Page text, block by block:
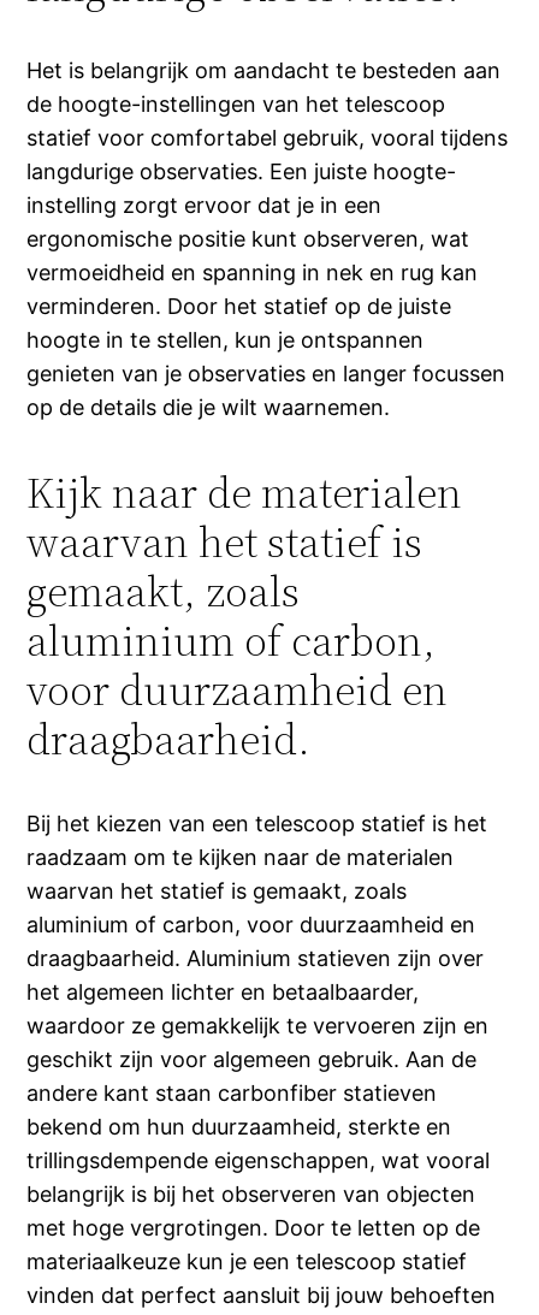
Het is belangrijk om aandacht te besteden aan
de hoogte-instellingen van het telescoop
statief voor comfortabel gebruik, vooral tijdens
langdurige observaties. Een juiste hoogte-
instelling zorgt ervoor dat je in een
ergonomische positie kunt observeren, wat
vermoeidheid en spanning in nek en rug kan
verminderen. Door het statief op de juiste
hoogte in te stellen, kun je ontspannen
genieten van je observaties en langer focussen
op de details die je wilt waarnemen.
Kijk naar de materialen
waarvan het statief is
gemaakt, zoals
aluminium of carbon,
voor duurzaamheid en
draagbaarheid.
Bij het kiezen van een telescoop statief is het
raadzaam om te kijken naar de materialen
waarvan het statief is gemaakt, zoals
aluminium of carbon, voor duurzaamheid en
draagbaarheid. Aluminium statieven zijn over
het algemeen lichter en betaalbaarder,
waardoor ze gemakkelijk te vervoeren zijn en
geschikt zijn voor algemeen gebruik. Aan de
andere kant staan carbonfiber statieven
bekend om hun duurzaamheid, sterkte en
trillingsdempende eigenschappen, wat vooral
belangrijk is bij het observeren van objecten
met hoge vergrotingen. Door te letten op de
materiaalkeuze kun je een telescoop statief
vinden dat perfect aansluit bij jouw behoeften